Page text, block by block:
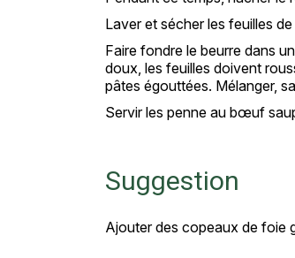
Laver et sécher les feuilles
Faire fondre le beurre dans
doux, les feuilles doivent
pâtes égouttées. Mélanger,
Servir les penne au bœuf
Suggestion
Ajouter des copeaux de foie